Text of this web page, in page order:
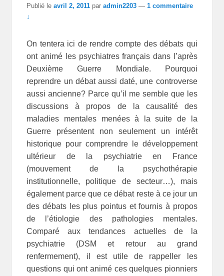
Publié leavril 2, 2011 paradmin2203 —1 commentaire
↓
On tentera ici de rendre compte des débats qui
ont animé les psychiatres français dans l’après
Deuxième Guerre Mondiale. Pourquoi
reprendre un débat aussi daté, une controverse
aussi ancienne? Parce qu’il me semble que les
discussions à propos de la causalité des
maladies mentales menées à la suite de la
Guerre présentent non seulement un intérêt
historique pour comprendre le développement
ultérieur de la psychiatrie en France
(mouvement de la psychothérapie
institutionnelle, politique de secteur…), mais
également parce que ce débat reste à ce jour un
des débats les plus pointus et fournis à propos
de l’étiologie des pathologies mentales.
Comparé aux tendances actuelles de la
psychiatrie (DSM et retour au grand
renfermement), il est utile de rappeller les
questions qui ont animé ces quelques pionniers